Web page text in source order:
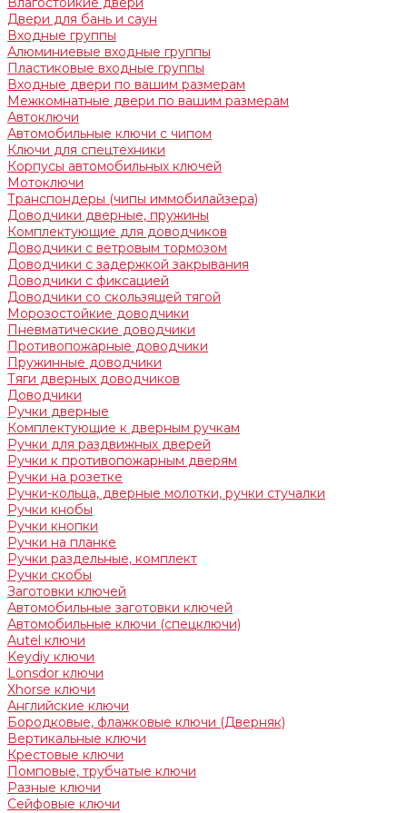
Двери для бань и саун
Входные группы
Алюминиевые входные группы
Пластиковые входные группы
Входные двери по вашим размерам
Межкомнатные двери по вашим размерам
Автоключи
Автомобильные ключи с чипом
Ключи для спецтехники
Корпусы автомобильных ключей
Мотоключи
Транспондеры (чипы иммобилайзера)
Доводчики дверные, пружины
Комплектующие для доводчиков
Доводчики с ветровым тормозом
Доводчики с задержкой закрывания
Доводчики с фиксацией
Доводчики со скользящей тягой
Морозостойкие доводчики
Пневматические доводчики
Противопожарные доводчики
Пружинные доводчики
Тяги дверных доводчиков
Доводчики
Ручки дверные
Комплектующие к дверным ручкам
Ручки для раздвижных дверей
Ручки к противопожарным дверям
Ручки на розетке
Ручки-кольца, дверные молотки, ручки стучалки
Ручки кнобы
Ручки кнопки
Ручки на планке
Ручки раздельные, комплект
Ручки скобы
Заготовки ключей
Автомобильные заготовки ключей
Автомобильные ключи (спецключи)
Autel ключи
Keydiy ключи
Lonsdor ключи
Xhorse ключи
Английские ключи
Бородковые, флажковые ключи (Дверняк)
Вертикальные ключи
Крестовые ключи
Помповые, трубчатые ключи
Разные ключи
Сейфовые ключи